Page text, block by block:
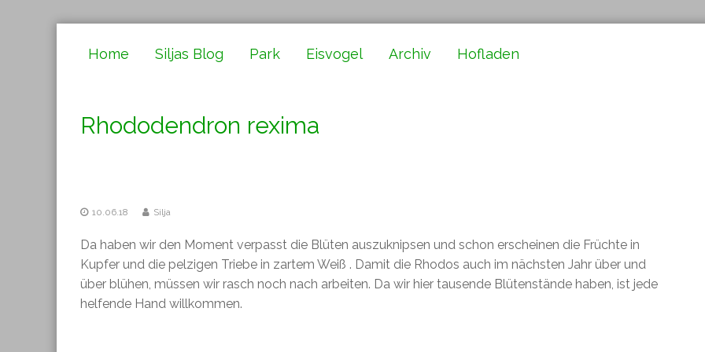
Home Siljas Blog Park Eisvogel Archiv Hofladen
Rhododendron rexima
10.06.18 Silja
Da haben wir den Moment verpasst die Blüten auszuknipsen und schon erscheinen die Früchte in
Kupfer und die pelzigen Triebe in zartem Weiß . Damit die Rhodos auch im nächsten Jahr über und
über blühen, müssen wir rasch noch nach arbeiten. Da wir hier tausende Blütenstände haben, ist jede
helfende Hand willkommen.